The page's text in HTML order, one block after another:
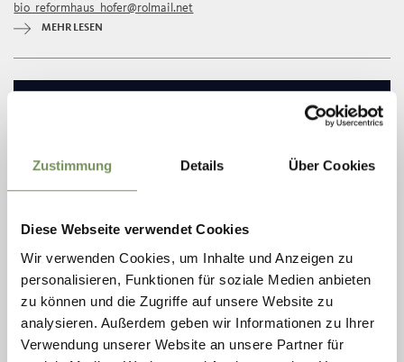
Zustimmung Details Über Cookies
Diese Webseite verwendet Cookies
Wir verwenden Cookies, um Inhalte und Anzeigen zu
personalisieren, Funktionen für soziale Medien anbieten
zu können und die Zugriffe auf unsere Website zu
analysieren. Außerdem geben wir Informationen zu Ihrer
Verwendung unserer Website an unsere Partner für
bio_reformhaus_hofer@rolmail.net
MEHR LESEN
SMARTFLOR